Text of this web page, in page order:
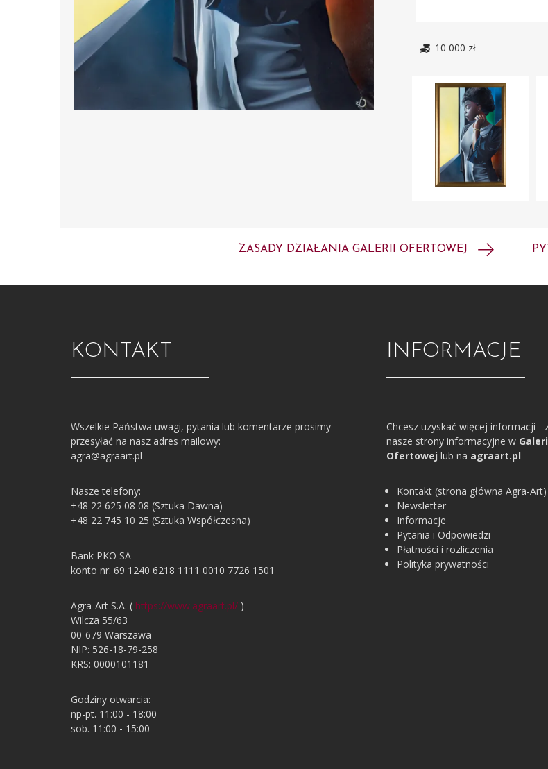
10 000 zł
ZASADY DZIAŁANIA GALERII OFERTOWEJ
INFORMACJE
Chcesz uzyskać więcej informacji -
nasze strony informacyjne w
Ofertowej lub na agraart.pl
Kontakt (strona główna Agra-Art)
Newsletter
Informacje
Pytania i Odpowiedzi
Płatności i rozliczenia
Polityka prywatności
KONTAKT
Wszelkie Państwa uwagi, pytania lub komentarze prosimy
przesyłać na nasz adres mailowy:
agra@agraart.pl
Nasze telefony:
+48 22 625 08 08 (Sztuka Dawna)
+48 22 745 10 25 (Sztuka Współczesna)
Bank PKO SA
konto nr: 69 1240 6218 1111 0010 7726 1501
Agra-Art S.A. ( https://www.agraart.pl/ )
Wilcza 55/63
00-679 Warszawa
NIP: 526-18-79-258
KRS: 0000101181
Godziny otwarcia:
np-pt. 11:00 - 18:00
sob. 11:00 - 15:00